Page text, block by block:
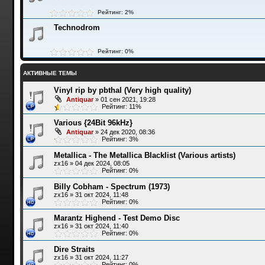
Рейтинг: 2%
Technodrom
Рейтинг: 0%
АКТИВНЫЕ ТЕМЫ
Vinyl rip by pbthal (Very high quality)
Antiquar» 01 сен 2021, 19:28
Рейтинг: 11%
Various {24Bit 96kHz}
Antiquar» 24 дек 2020, 08:36
Рейтинг: 3%
Metallica - The Metallica Blacklist (Various artists)
zx16» 04 дек 2024, 08:05
Рейтинг: 0%
Billy Cobham - Spectrum (1973)
zx16» 31 окт 2024, 11:48
Рейтинг: 0%
Marantz Highend - Test Demo Disc
zx16» 31 окт 2024, 11:40
Рейтинг: 0%
Dire Straits
zx16» 31 окт 2024, 11:27